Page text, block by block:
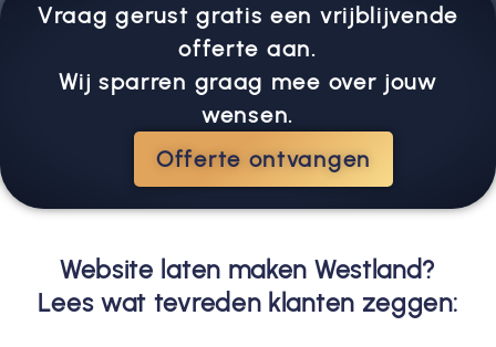
Vraag gerust gratis een vrijblijvende
offerte aan.
Wij sparren graag mee over jouw
wensen.
Offerte ontvangen
Website laten maken Westland?
Lees wat tevreden klanten zeggen: